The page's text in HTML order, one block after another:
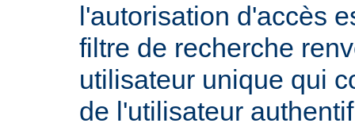
l'autorisation d'accès
filtre de recherche
utilisateur unique qui
de l'utilisateur